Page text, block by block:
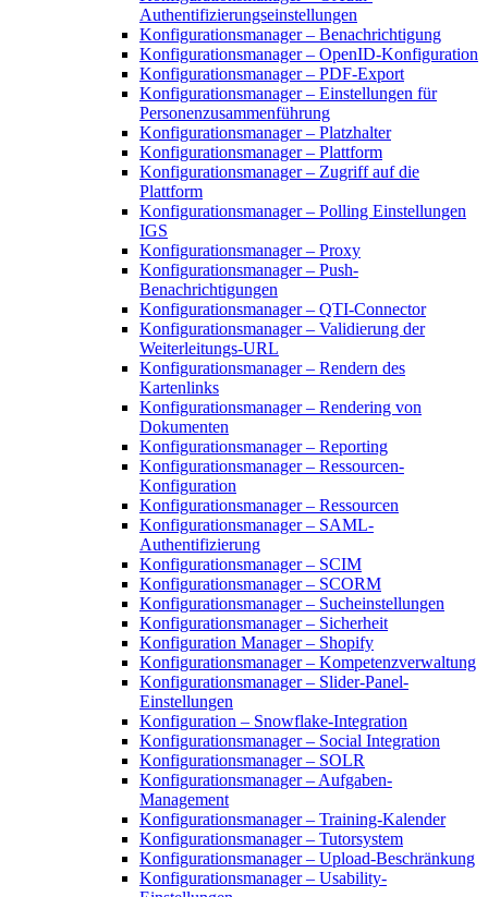
Authentifizierungseinstellungen
Konfigurationsmanager – Benachrichtigung
Konfigurationsmanager – OpenID-Konfiguration
Konfigurationsmanager – PDF-Export
Konfigurationsmanager – Einstellungen für
Personenzusammenführung
Konfigurationsmanager – Platzhalter
Konfigurationsmanager – Plattform
Konfigurationsmanager – Zugriff auf die
Plattform
Konfigurationsmanager – Polling Einstellungen
IGS
Konfigurationsmanager – Proxy
Konfigurationsmanager – Push-
Benachrichtigungen
Konfigurationsmanager – QTI-Connector
Konfigurationsmanager – Validierung der
Weiterleitungs-URL
Konfigurationsmanager – Rendern des
Kartenlinks
Konfigurationsmanager – Rendering von
Dokumenten
Konfigurationsmanager – Reporting
Konfigurationsmanager – Ressourcen-
Konfiguration
Konfigurationsmanager – Ressourcen
Konfigurationsmanager – SAML-
Authentifizierung
Konfigurationsmanager – SCIM
Konfigurationsmanager – SCORM
Konfigurationsmanager – Sucheinstellungen
Konfigurationsmanager – Sicherheit
Konfiguration Manager – Shopify
Konfigurationsmanager – Kompetenzverwaltung
Konfigurationsmanager – Slider-Panel-
Einstellungen
Konfiguration – Snowflake-Integration
Konfigurationsmanager – Social Integration
Konfigurationsmanager – SOLR
Konfigurationsmanager – Aufgaben-
Management
Konfigurationsmanager – Training-Kalender
Konfigurationsmanager – Tutorsystem
Konfigurationsmanager – Upload-Beschränkung
Konfigurationsmanager – Usability-